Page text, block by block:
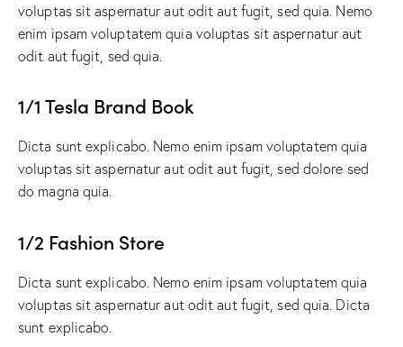
voluptas sit aspernatur aut odit aut fugit, sed quia. Nemo
enim ipsam voluptatem quia voluptas sit aspernatur aut
odit aut fugit, sed quia.
1/1 Tesla Brand Book
Dicta sunt explicabo. Nemo enim ipsam voluptatem quia
voluptas sit aspernatur aut odit aut fugit, sed dolore sed
do magna quia.
1/2 Fashion Store
Dicta sunt explicabo. Nemo enim ipsam voluptatem quia
voluptas sit aspernatur aut odit aut fugit, sed quia. Dicta
sunt explicabo.